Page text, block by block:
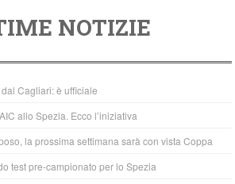
NOTIZIE
Cagliari: è ufficiale
allo Spezia. Ecco l’iniziativa
la prossima settimana sarà con vista Coppa
test pre-campionato per lo Spezia